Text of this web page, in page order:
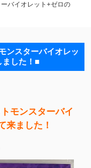
バイオレット+ゼロの
ンスターバイオレッ
ました！■
モンスターバイ
来ました！